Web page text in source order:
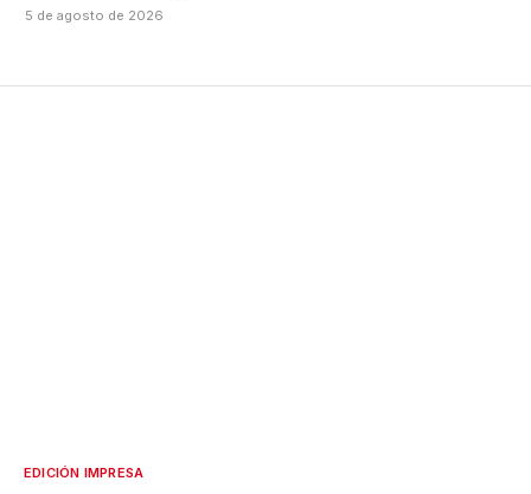
5 de agosto de 2026
EDICIÓN IMPRESA